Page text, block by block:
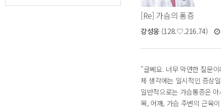
[Re] 가슴의 통증
강성웅(128.♡.216.74)
"글쎄요. 너무 막연한 질문
제 생각에는 일시적인 증상
일반적으로는 가슴통증은
목, 어깨, 가슴 주변의 근육